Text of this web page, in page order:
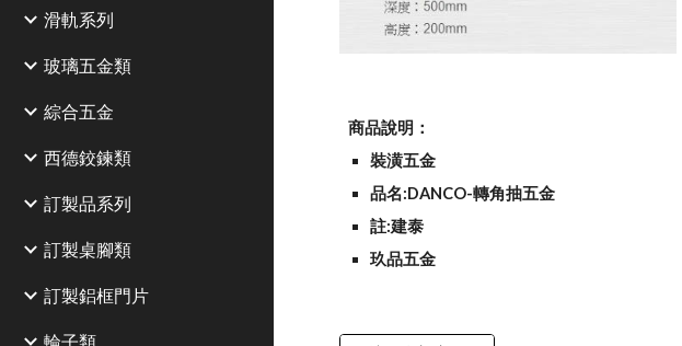
滑軌系列
玻璃五金類
綜合五金
西德鉸鍊類
訂製品系列
訂製桌腳類
訂製鋁框門片
輪子類
商品說明：
裝潢五金
品名:DANCO-轉角抽五金
註:建泰
玖品五金